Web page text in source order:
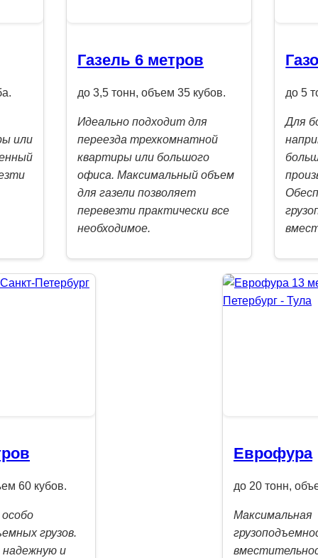
или
Газель 6 метров
до 3,5 тонн, объем 35 кубов.
Идеально подходит для
переезда трехкомнатной
квартиры или большого
офиса. Максимальный объем
для газели позволяет
перевезти практически все
необходимое.
до 5
Для
60 кубов.
грузов.
надежную и
Еврофура
до 20 тонн,
Максимальная